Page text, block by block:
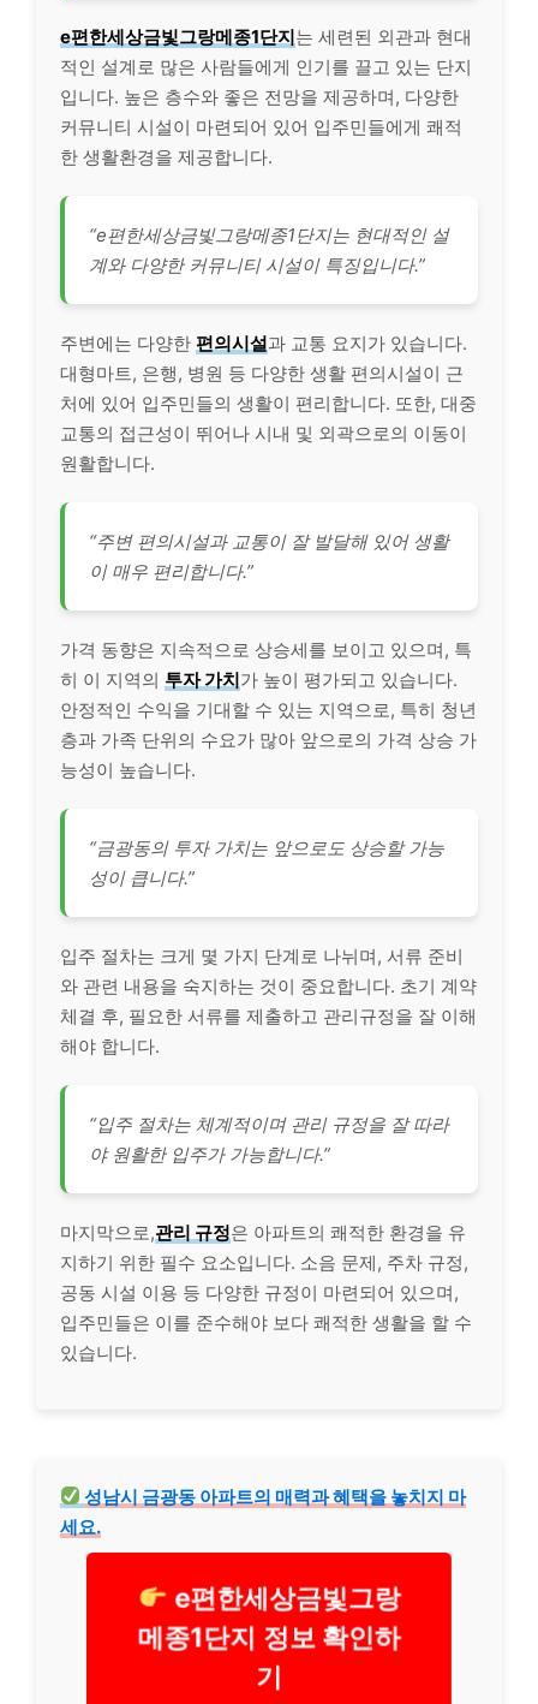
e편한세상금빛그랑메종1단지는 세련된 외관과 현대
적인 설계로 많은 사람들에게 인기를 끌고 있는 단지
입니다. 높은 층수와 좋은 전망을 제공하며, 다양한
커뮤니티 시설이 마련되어 있어 입주민들에게 쾌적
한 생활환경을 제공합니다.
“e편한세상금빛그랑메종1단지는 현대적인 설
계와 다양한 커뮤니티 시설이 특징입니다.”
주변에는 다양한 편의시설과 교통 요지가 있습니다.
대형마트, 은행, 병원 등 다양한 생활 편의시설이 근
처에 있어 입주민들의 생활이 편리합니다. 또한, 대중
교통의 접근성이 뛰어나 시내 및 외곽으로의 이동이
원활합니다.
“주변 편의시설과 교통이 잘 발달해 있어 생활
이 매우 편리합니다.”
가격 동향은 지속적으로 상승세를 보이고 있으며, 특
히 이 지역의 투자 가치가 높이 평가되고 있습니다.
안정적인 수익을 기대할 수 있는 지역으로, 특히 청년
층과 가족 단위의 수요가 많아 앞으로의 가격 상승 가
능성이 높습니다.
“금광동의 투자 가치는 앞으로도 상승할 가능
성이 큽니다.”
입주 절차는 크게 몇 가지 단계로 나뉘며, 서류 준비
와 관련 내용을 숙지하는 것이 중요합니다. 초기 계약
체결 후, 필요한 서류를 제출하고 관리규정을 잘 이해
해야 합니다.
“입주 절차는 체계적이며 관리 규정을 잘 따라
야 원활한 입주가 가능합니다.”
마지막으로,관리 규정은 아파트의 쾌적한 환경을 유
지하기 위한 필수 요소입니다. 소음 문제, 주차 규정,
공동 시설 이용 등 다양한 규정이 마련되어 있으며,
입주민들은 이를 준수해야 보다 쾌적한 생활을 할 수
있습니다.
성남시 금광동 아파트의 매력과 혜택을 놓치지 마
세요.
e편한세상금빛그랑
메종1단지 정보 확인하
기